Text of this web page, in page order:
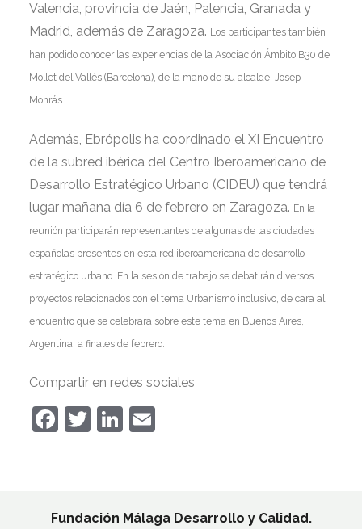
Valencia, provincia de Jaén, Palencia, Granada y
Madrid, además de Zaragoza. Los participantes también
han podido conocer las experiencias de la Asociación Ámbito B30 de
Mollet del Vallés (Barcelona), de la mano de su alcalde, Josep
Monrás.
Además, Ebrópolis ha coordinado el XI Encuentro
de la subred ibérica del Centro Iberoamericano de
Desarrollo Estratégico Urbano (CIDEU) que tendrá
lugar mañana día 6 de febrero en Zaragoza. En la
reunión participarán representantes de algunas de las ciudades
españolas presentes en esta red iberoamericana de desarrollo
estratégico urbano. En la sesión de trabajo se debatirán diversos
proyectos relacionados con el tema Urbanismo inclusivo, de cara al
encuentro que se celebrará sobre este tema en Buenos Aires,
Argentina, a finales de febrero.
Compartir en redes sociales
Facebook
TwitterLinkedIn
Email
Fundación Málaga Desarrollo y Calidad.